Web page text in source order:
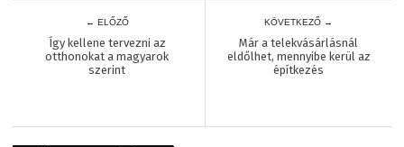
← ELŐZŐ
Így kellene tervezni az
otthonokat a magyarok
szerint
KÖVETKEZŐ →
Már a telekvásárlásnál
eldőlhet, mennyibe kerül az
építkezés